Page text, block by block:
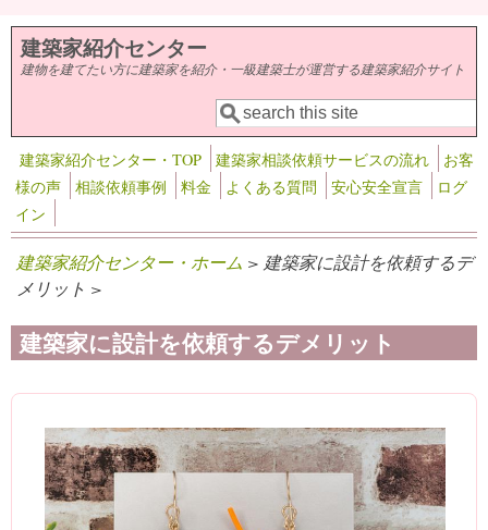
メインコンテンツに移動
建築家紹介センター
建物を建てたい方に建築家を紹介・一級建築士が運営する建築家紹介サイト
検索フォーム
検索
建築家紹介センター・TOP 建築家相談依頼サービスの流れ
お客
様の声
相談依頼事例 料金 よくある質問 安心安全宣言
ログ
イン
建築家紹介センター・ホーム > 建築家に設計を依頼するデ
メリット >
建築家に設計を依頼するデメリット